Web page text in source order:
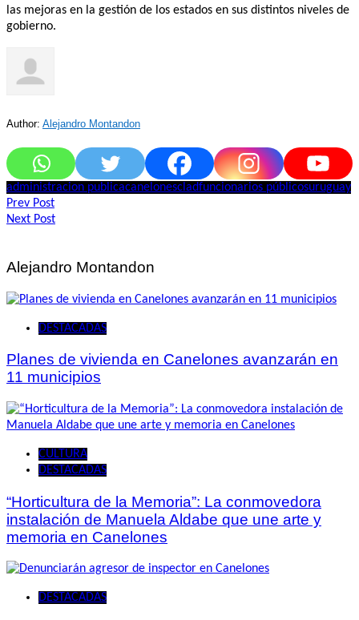
las mejoras en la gestión de los estados en sus distintos niveles de
gobierno.
Author: Alejandro Montandon
administracion publicacanelonescladfuncionarios públicosuruguay
Navegación
de
Prev Post
Next Post
Alejandro Montandon
DESTACADAS
Planes de vivienda en Canelones avanzarán en
11 municipios
CULTURA
DESTACADAS
“Horticultura de la Memoria”: La conmovedora
instalación de Manuela Aldabe que une arte y
memoria en Canelones
DESTACADAS